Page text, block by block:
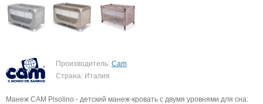
Производитель: Cam
Страна: Италия
Манеж CAM Pisolino - детский манеж-кровать с двумя уровнями для сна: